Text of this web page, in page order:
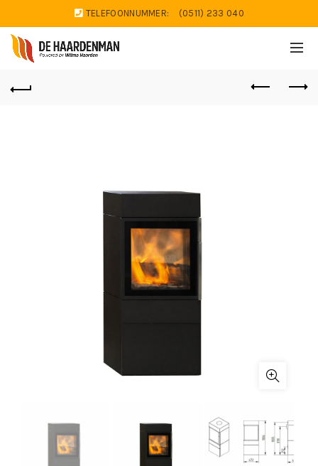
TELEFOONNUMMER: (0511) 233 040